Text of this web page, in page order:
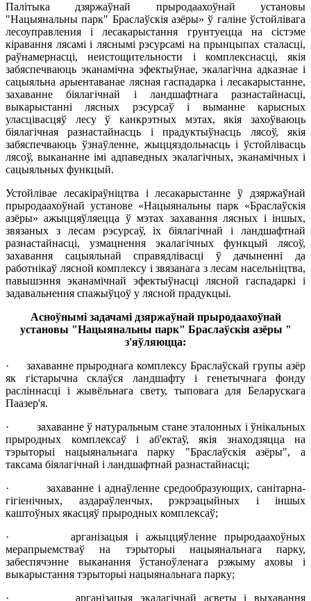
Палітыка дзяржаўнай прыродаахоўнай установы
"Нацыянальны парк" Браслаўскія азёры» ў галіне ўстойлівага
лесоуправления і лесакарыстання грунтуецца на сістэме
кіравання лясамі і ляснымі рэсурсамі на прынцыпах сталасці,
раўнамернасці, неистощительности і комплекснасці, якія
забяспечваюць эканамічна эфектыўнае, экалагічна адказнае і
сацыяльна арыентаванае лясная гаспадарка і лесакарыстанне,
захаванне біялагічнай і ландшафтнага разнастайнасці,
выкарыстанні лясных рэсурсаў і выманне карысных
уласцівасцяў лесу ў канкрэтных мэтах, якія захоўваюць
біялагічная разнастайнасць і прадуктыўнасць лясоў, якія
забяспечваюць ўзнаўленне, жыццяздольнасць і ўстойлівасць
лясоў, выкананне імі адпаведных экалагічных, эканамічных і
сацыяльных функцый.
Устойлівае лесакіраўніцтва і лесакарыстанне ў дзяржаўнай
прыродаахоўнай установе «Нацыянальны парк «Браслаўскія
азёры» ажыццяўляецца ў мэтах захавання лясных і іншых,
звязаных з лесам рэсурсаў, іх біялагічнай і ландшафтнай
разнастайнасці, узмацнення экалагічных функцый лясоў,
захавання сацыяльнай справядлівасці ў дачыненні да
работнікаў лясной комплексу і звязанага з лесам насельніцтва,
павышэння эканамічнай эфектыўнасці лясной гаспадаркі і
задавальнення спажыўцоў у лясной прадукцыі.
Асноўнымі задачамі дзяржаўнай прыродаахоўнай
установы "Нацыянальны парк" Браслаўскія азёры "
з'яўляюцца:
· захаванне прыроднага комплексу Браслаўскай групы азёр
як гістарычна склаўся ландшафту і генетычнага фонду
расліннасці і жывёльнага свету, тыповага для Беларускага
Паазер'я.
· захаванне ў натуральным стане эталонных і ўнікальных
прыродных комплексаў і аб'ектаў, якія знаходзяцца на
тэрыторыі нацыянальнага парку "Браслаўскія азёры", а
таксама біялагічнай і ландшафтнай разнастайнасці;
· захаванне і аднаўленне средообразующих, санітарна-
гігіенічных, аздараўленчых, рэкрэацыйных і іншых
каштоўных якасцяў прыродных комплексаў;
· арганізацыя і ажыццяўленне прыродаахоўных
мерапрыемстваў на тэрыторыі нацыянальнага парку,
забеспячэнне выканання ўстаноўленага рэжыму аховы і
выкарыстання тэрыторыі нацыянальнага парку;
· арганізацыя экалагічнай асветы і выхавання